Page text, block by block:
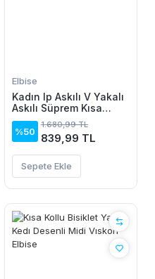
Elbise
Kadın Ip Askılı V Yakalı
Askılı Süprem Kısa
Elbise
%50
1.680,99 TL
839,99 TL
Sepete Ekle